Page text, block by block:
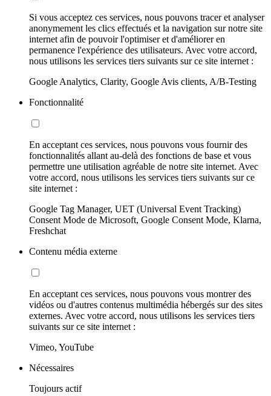
Si vous acceptez ces services, nous pouvons tracer et analyser
anonymement les clics effectués et la navigation sur notre site
internet afin de pouvoir l'optimiser et d'améliorer en
permanence l'expérience des utilisateurs. Avec votre accord,
nous utilisons les services tiers suivants sur ce site internet :
Google Analytics, Clarity, Google Avis clients, A/B-Testing
Fonctionnalité
En acceptant ces services, nous pouvons vous fournir des
fonctionnalités allant au-delà des fonctions de base et vous
permettre une utilisation agréable de notre site internet. Avec
votre accord, nous utilisons les services tiers suivants sur ce
site internet :
Google Tag Manager, UET (Universal Event Tracking)
Consent Mode de Microsoft, Google Consent Mode, Klarna,
Freshchat
Contenu média externe
En acceptant ces services, nous pouvons vous montrer des
vidéos ou d'autres contenus multimédia hébergés sur des sites
externes. Avec votre accord, nous utilisons les services tiers
suivants sur ce site internet :
Vimeo, YouTube
Nécessaires
Toujours actif